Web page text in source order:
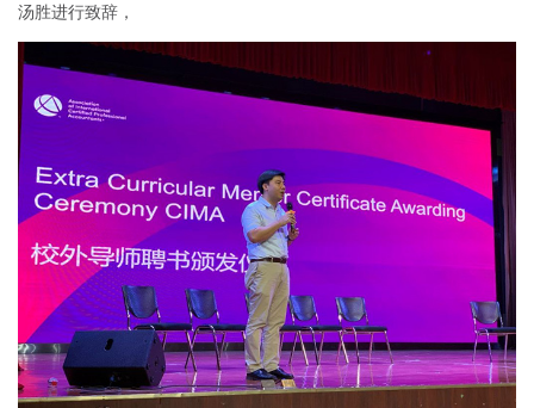
汤胜进行致辞，